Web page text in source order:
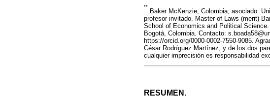
**
Baker McKenzie, Colombia; asociado.
profesor invitado. Master of Laws (merit)
School of Economics and Political Science.
Bogotá, Colombia. Contacto:
https://orcid.org/0000-0002-7550-9085.
César Rodríguez Martínez, y de los dos
cualquier imprecisión es responsabilidad
RESUMEN.